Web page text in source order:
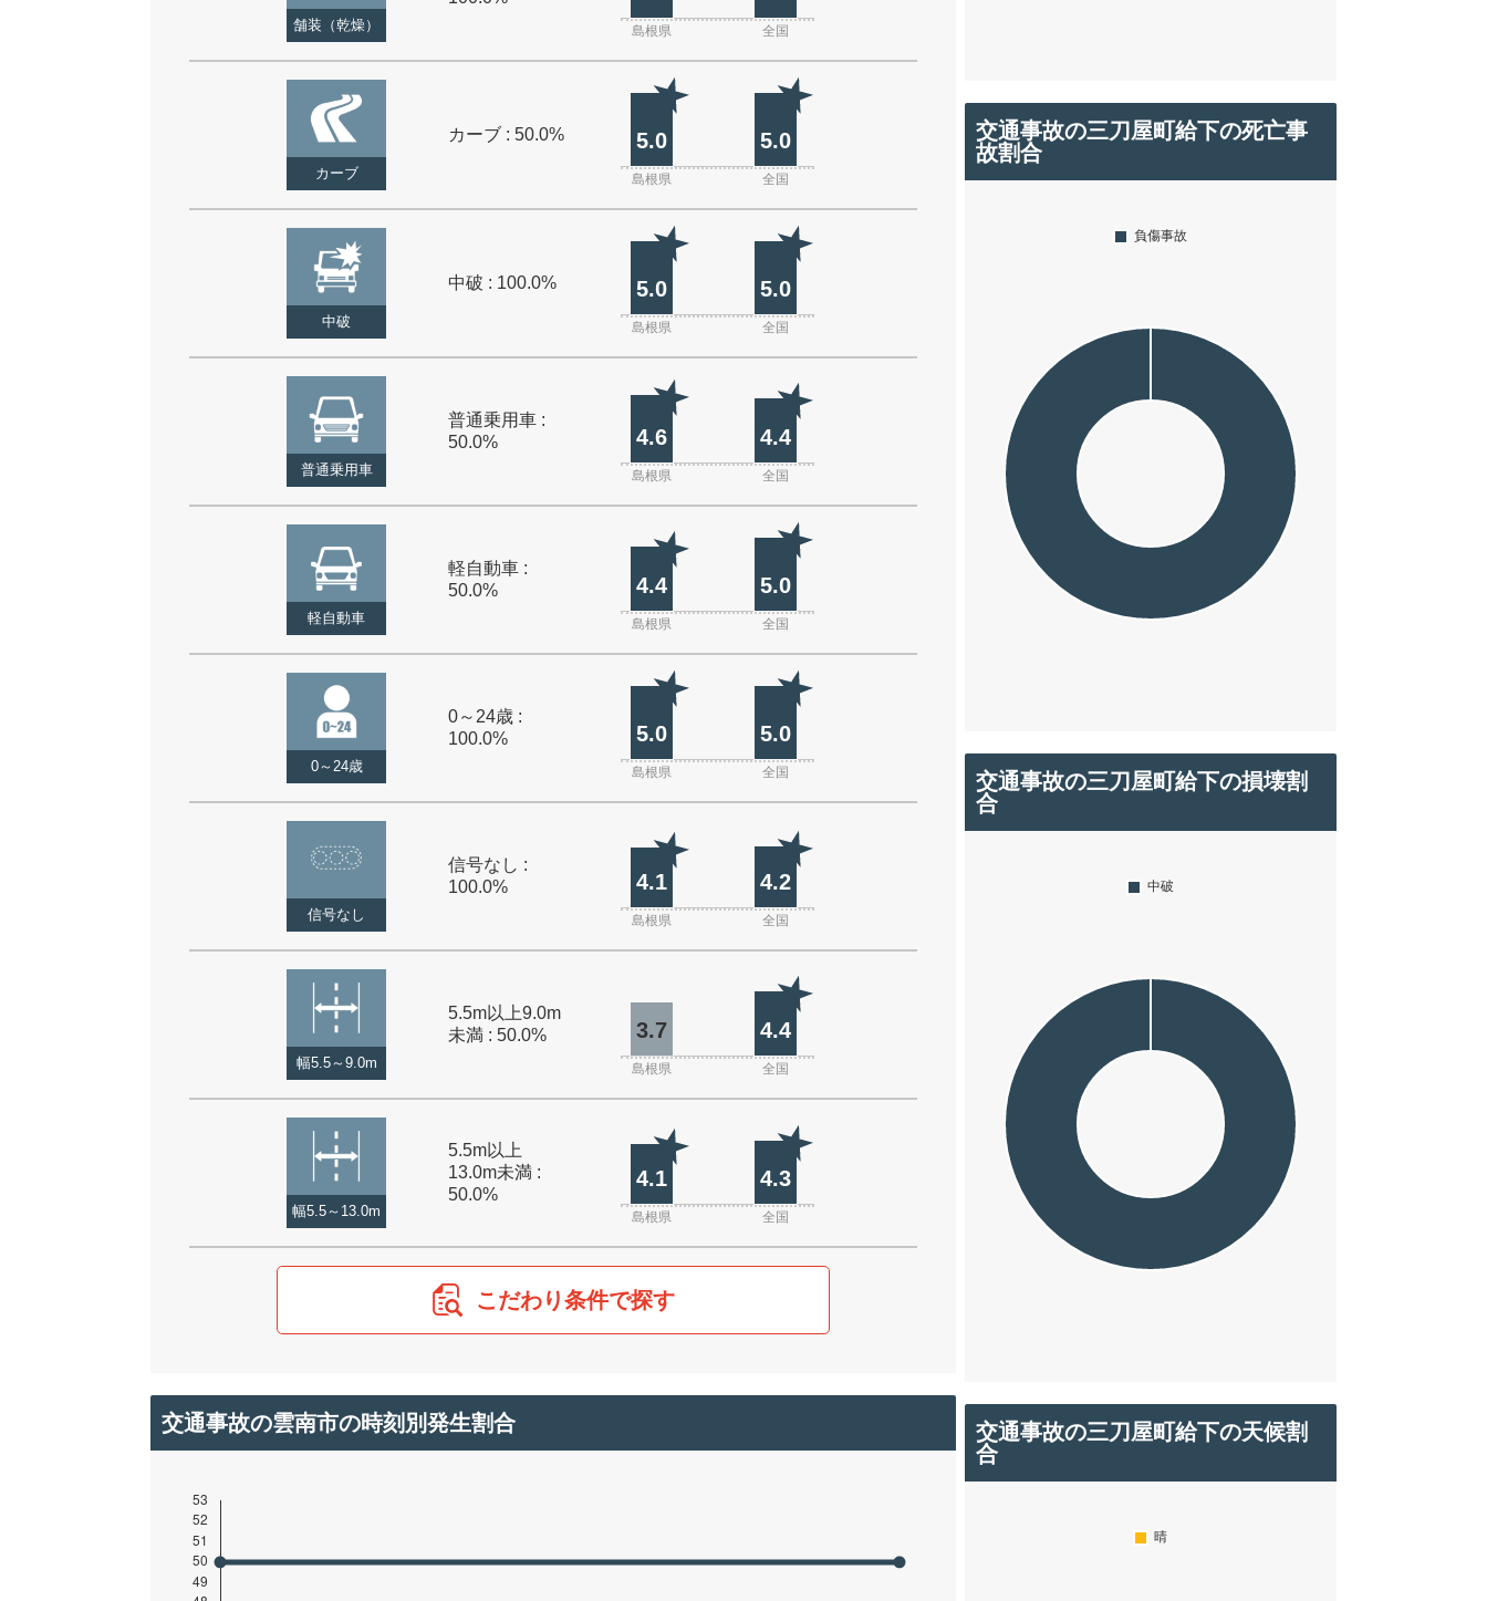
舗装（乾燥） 島根県 全国
カーブ
カーブ : 50.0% 5.0 5.0
島根県 全国
中破
中破 : 100.0% 5.0 5.0
島根県 全国
普通乗用車
普通乗用車 :
50.0%
4.6 4.4
島根県 全国
軽自動車
軽自動車 :
50.0%
4.4 5.0
島根県 全国
0～24歳
0～24歳 :
100.0%
5.0 5.0
島根県 全国
信号なし
信号なし :
100.0%
4.1 4.2
島根県 全国
幅5.5～9.0m
5.5m以上9.0m
未満 : 50.0%
3.7 4.4
島根県 全国
幅5.5～13.0m
5.5m以上
13.0m未満 :
50.0%
4.1 4.3
島根県 全国
こだわり条件で探す
交通事故の雲南市の時刻別発生割合
交通事故の三刀屋町給下の死亡事
故割合
交通事故の三刀屋町給下の損壊割
合
交通事故の三刀屋町給下の天候割
合